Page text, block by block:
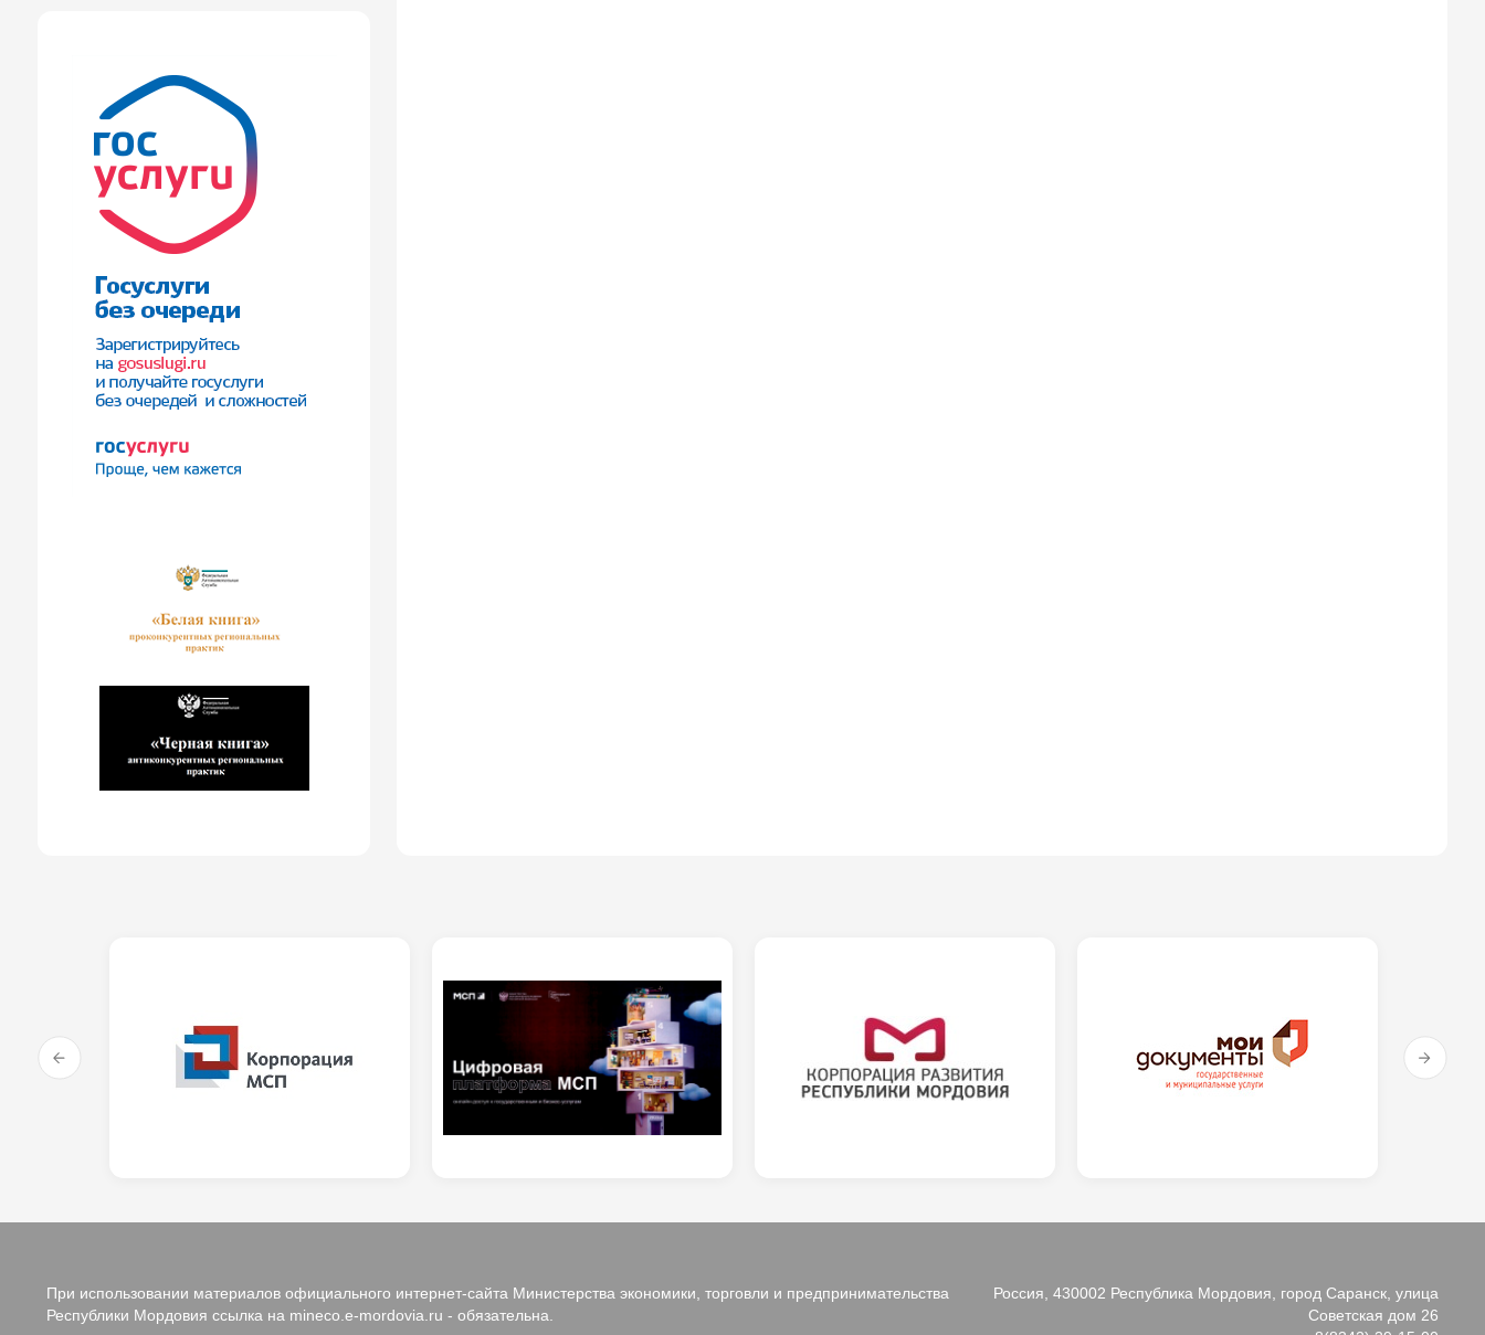
При использовании материалов официального интернет-сайта Министерства экономики, торговли и предпринимательства
Республики Мордовия ссылка на mineco.e-mordovia.ru - обязательна.
Россия, 430002 Республика Мордовия, город Саранск, улица
Советская дом 26